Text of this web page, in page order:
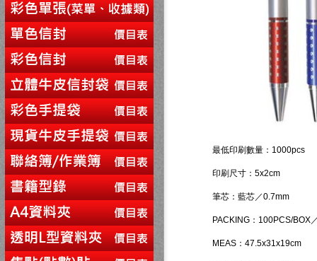
最低印刷數量：1000pcs
印刷尺寸：5x2cm
筆芯：藍芯／0.7mm
PACKING：100PCS/BOX
MEAS：47.5x31x19cm